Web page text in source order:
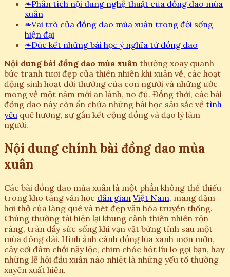
❧Phân tích nội dung nghệ thuật của đồng dao mùa
xuân
❧Vai trò của đồng dao mùa xuân trong đời sống
hiện đại
❧Đúc kết những bài học ý nghĩa từ đồng dao
Nội dung bài đồng dao mùa xuân thường xoay quanh
bức tranh tươi đẹp của thiên nhiên khi xuân về, các hoạt
động sinh hoạt đời thường của con người và những ước
mong về một năm mới an lành, no đủ. Đồng thời, các bài
đồng dao này còn ẩn chứa những bài học sâu sắc về tình
yêu quê hương, sự gắn kết cộng đồng và đạo lý làm
người.
Nội dung chính bài đồng dao mùa
xuân
Các bài đồng dao mùa xuân là một phần không thể thiếu
trong kho tàng văn học dân gian Việt Nam, mang đậm
hơi thở của làng quê và nét đẹp văn hóa truyền thống.
Chúng thường tái hiện lại khung cảnh thiên nhiên rộn
ràng, tràn đầy sức sống khi vạn vật bừng tỉnh sau một
mùa đông dài. Hình ảnh cánh đồng lúa xanh mơn mởn,
cây cối đâm chồi nảy lộc, chim chóc hót líu lo gọi bạn, hay
những lễ hội đầu xuân náo nhiệt là những yếu tố thường
xuyên xuất hiện.